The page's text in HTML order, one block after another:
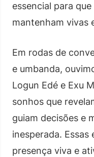
essencial para
mantenham vivas
Em rodas de
e umbanda,
Logun Edé e Exu
sonhos que
guiam decisões e
inesperada.
presença viva e